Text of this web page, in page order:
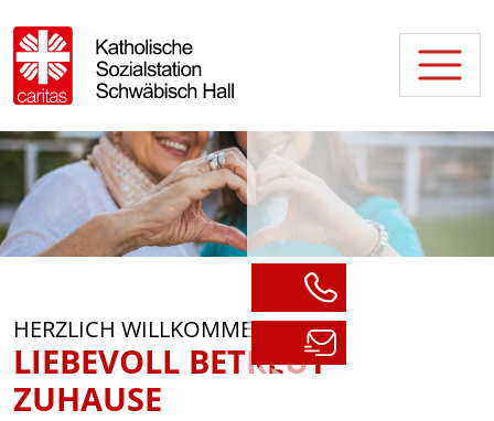
HERZLICH WILLKOMMEN
LIEBEVOLL BETREUT
ZUHAUSE